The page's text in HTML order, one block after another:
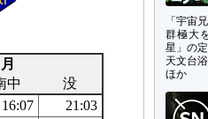
月
中
没
16:07
21:03
「宇宙
群極大
星」の
天文台
ほか